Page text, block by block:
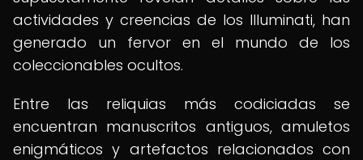
actividades y creencias de los Illuminati, han
generado un fervor en el mundo de los
coleccionables ocultos.
Entre las reliquias más codiciadas se
encuentran manuscritos antiguos, amuletos
enigmáticos y artefactos relacionados con